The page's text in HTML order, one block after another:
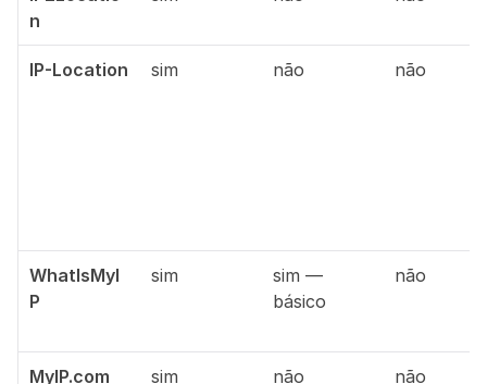
n
IP-Location sim não não
WhatIsMyI
P
sim
sim —
básico
não
MyIP.com sim não não